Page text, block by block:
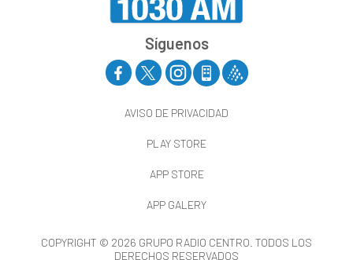
Síguenos
AVISO DE PRIVACIDAD
PLAY STORE
APP STORE
APP GALERY
COPYRIGHT © 2026 GRUPO RADIO CENTRO. TODOS LOS
DERECHOS RESERVADOS